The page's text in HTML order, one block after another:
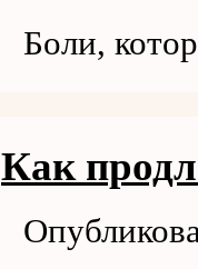
Боли,
Как